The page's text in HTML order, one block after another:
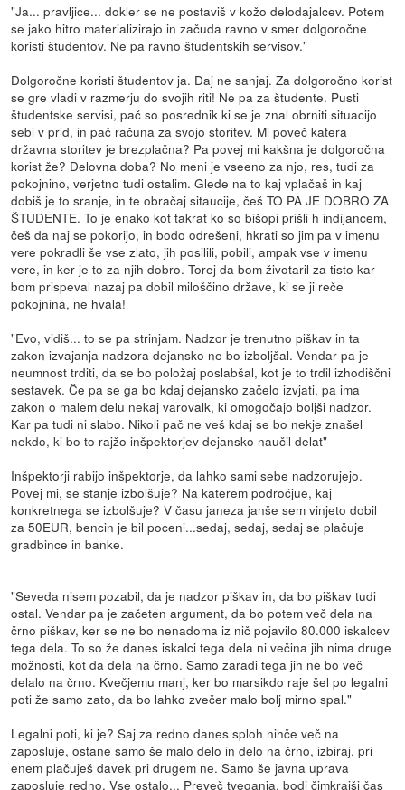
"Ja... pravljice... dokler se ne postaviš v kožo delodajalcev. Potem
se jako hitro materializirajo in začuda ravno v smer dolgoročne
koristi študentov. Ne pa ravno študentskih servisov."
Dolgoročne koristi študentov ja. Daj ne sanjaj. Za dolgoročno korist
se gre vladi v razmerju do svojih riti! Ne pa za študente. Pusti
študentske servisi, pač so posrednik ki se je znal obrniti situacijo
sebi v prid, in pač računa za svojo storitev. Mi poveč katera
državna storitev je brezplačna? Pa povej mi kakšna je dolgoročna
korist že? Delovna doba? No meni je vseeno za njo, res, tudi za
pokojnino, verjetno tudi ostalim. Glede na to kaj vplačaš in kaj
dobiš je to sranje, in te obračaj sitaucije, češ TO PA JE DOBRO ZA
ŠTUDENTE. To je enako kot takrat ko so bišopi prišli h indijancem,
češ da naj se pokorijo, in bodo odrešeni, hkrati so jim pa v imenu
vere pokradli še vse zlato, jih posilili, pobili, ampak vse v imenu
vere, in ker je to za njih dobro. Torej da bom životaril za tisto kar
bom prispeval nazaj pa dobil miloščino države, ki se ji reče
pokojnina, ne hvala!
"Evo, vidiš... to se pa strinjam. Nadzor je trenutno piškav in ta
zakon izvajanja nadzora dejansko ne bo izboljšal. Vendar pa je
neumnost trditi, da se bo položaj poslabšal, kot je to trdil izhodiščni
sestavek. Če pa se ga bo kdaj dejansko začelo izvjati, pa ima
zakon o malem delu nekaj varovalk, ki omogočajo boljši nadzor.
Kar pa tudi ni slabo. Nikoli pač ne veš kdaj se bo nekje znašel
nekdo, ki bo to rajžo inšpektorjev dejansko naučil delat"
Inšpektorji rabijo inšpektorje, da lahko sami sebe nadzorujejo.
Povej mi, se stanje izbolšuje? Na katerem področjue, kaj
konkretnega se izbolšuje? V času janeza janše sem vinjeto dobil
za 50EUR, bencin je bil poceni...sedaj, sedaj, sedaj se plačuje
gradbince in banke.
"Seveda nisem pozabil, da je nadzor piškav in, da bo piškav tudi
ostal. Vendar pa je začeten argument, da bo potem več dela na
črno piškav, ker se ne bo nenadoma iz nič pojavilo 80.000 iskalcev
tega dela. To so že danes iskalci tega dela ni večina jih nima druge
možnosti, kot da dela na črno. Samo zaradi tega jih ne bo več
delalo na črno. Kvečjemu manj, ker bo marsikdo raje šel po legalni
poti že samo zato, da bo lahko zvečer malo bolj mirno spal."
Legalni poti, ki je? Saj za redno danes sploh nihče več na
zaposluje, ostane samo še malo delo in delo na črno, izbiraj, pri
enem plačuješ davek pri drugem ne. Samo še javna uprava
zaposluje redno. Vse ostalo... Preveč tveganja, bodi čimkrajši čas